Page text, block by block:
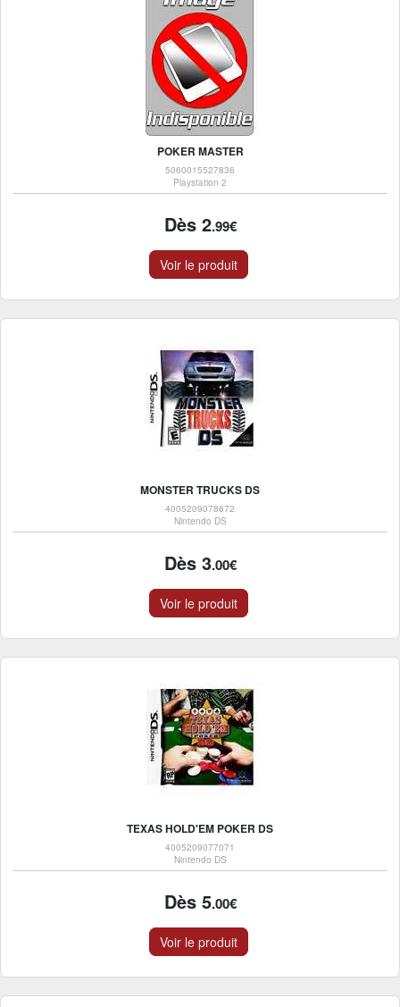
POKER MASTER
5060015527836
Playstation 2
Dès 2.99€
Voir le produit
MONSTER TRUCKS DS
4005209078672
Nintendo DS
Dès 3.00€
Voir le produit
TEXAS HOLD'EM POKER DS
4005209077071
Nintendo DS
Dès 5.00€
Voir le produit